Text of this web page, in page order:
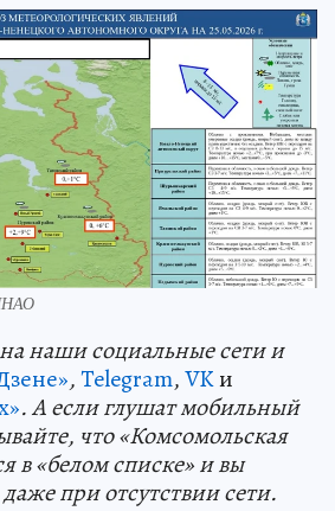
наши социальные сети и
,Telegram,VKи
. А если глушат мобильный
что «Комсомольская
в «белом списке» и вы
при отсутствии сети.